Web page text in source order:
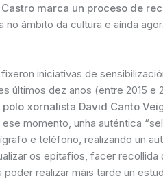
marca un proceso de
ámbito da cultura e aínda
iniciativas de
últimos dez anos (entre 2015 e
xornalista David Canto
momento, unha auténtica
e teléfono, realizando un
os epitafios, facer recollida
realizar máis tarde un